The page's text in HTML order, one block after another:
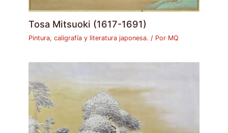
Tosa Mitsuoki (1617-1691)
Pintura, caligrafía y literatura japonesa. / Por MQ